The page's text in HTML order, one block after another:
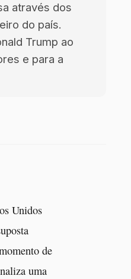
através dos
do país.
Trump ao
e para a
Unidos
de
uma